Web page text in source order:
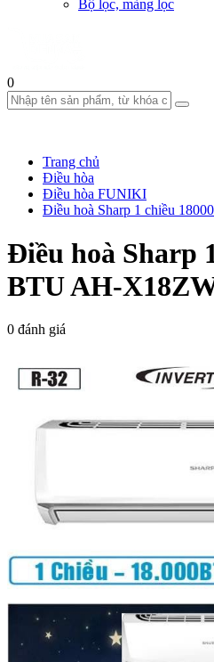
Bộ lọc, màng lọc
0
Trang chủ
Điều hòa
Điều hòa FUNIKI
Điều hoà Sharp 1 chiều
Điều hoà Sharp
BTU AH-
0 đánh giá